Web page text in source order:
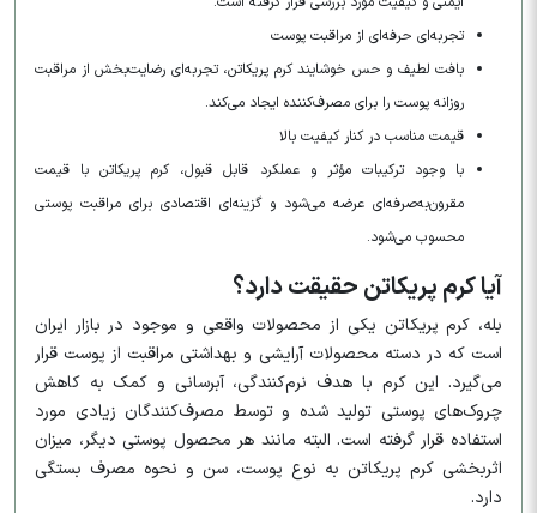
تجربه‌ای حرفه‌ای از مراقبت پوست
بافت لطیف و حس خوشایند کرم پریکاتن، تجربه‌ای رضایت‌بخش از مراقبت
روزانه پوست را برای مصرف‌کننده ایجاد می‌کند.
قیمت مناسب در کنار کیفیت بالا
با وجود ترکیبات مؤثر و عملکرد قابل قبول، کرم پریکاتن با قیمت
مقرون‌به‌صرفه‌ای عرضه می‌شود و گزینه‌ای اقتصادی برای مراقبت پوستی
محسوب می‌شود.
آیا کرم پریکاتن حقیقت دارد؟
بله، کرم پریکاتن یکی از محصولات واقعی و موجود در بازار ایران
است که در دسته محصولات آرایشی و بهداشتی مراقبت از پوست قرار
می‌گیرد. این کرم با هدف نرم‌کنندگی، آبرسانی و کمک به کاهش
چروک‌های پوستی تولید شده و توسط مصرف‌کنندگان زیادی مورد
استفاده قرار گرفته است. البته مانند هر محصول پوستی دیگر، میزان
اثربخشی کرم پریکاتن به نوع پوست، سن و نحوه مصرف بستگی
دارد.